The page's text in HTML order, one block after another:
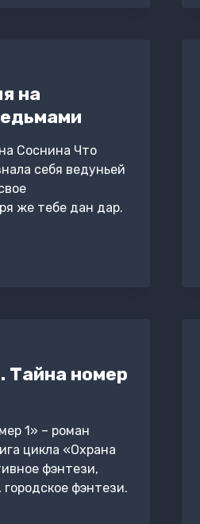
на
Соснина Что
себя ведуньей
же тебе дан дар.
Тайна номер
1» – роман
цикла «Охрана
фэнтези,
фэнтези.